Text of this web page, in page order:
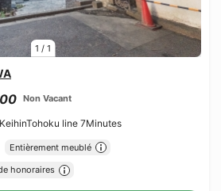
1 / 1
Non Vacant
line 7Minutes
Entièrement meublé
honoraires